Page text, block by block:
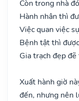
Còn trong nhà
Hành nhân thì
Việc quan việc
Bệnh tật thì
Gia trạch đẹp
Xuất hành giờ
đến, nhưng nên